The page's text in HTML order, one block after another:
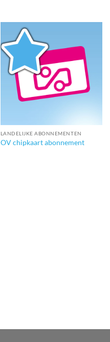
LANDELIJKE ABONNEMENTEN
OV chipkaart abonnement